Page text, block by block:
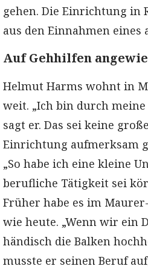
gehen. Die Einrichtung in
aus den Einnahmen eines
Auf Gehhilfen
Helmut Harms wohnt in
weit. „Ich bin durch
sagt er. Das sei keine
Einrichtung aufmerksam
„So habe ich eine kleine
berufliche Tätigkeit sei
Früher habe es im
wie heute. „Wenn wir ein
händisch die Balken
musste er seinen Beruf